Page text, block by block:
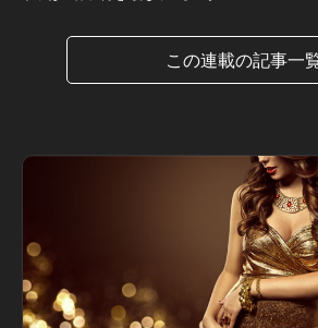
この連載の記事一